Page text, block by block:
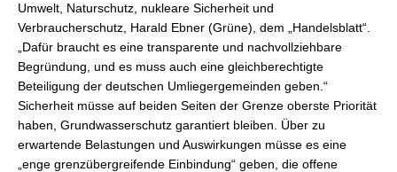
Umwelt, Naturschutz, nukleare Sicherheit und
Verbraucherschutz, Harald Ebner (Grüne), dem „Handelsblatt“.
„Dafür braucht es eine transparente und nachvollziehbare
Begründung, und es muss auch eine gleichberechtigte
Beteiligung der deutschen Umliegergemeinden geben.“
Sicherheit müsse auf beiden Seiten der Grenze oberste Priorität
haben, Grundwasserschutz garantiert bleiben. Über zu
erwartende Belastungen und Auswirkungen müsse es eine
„enge grenzübergreifende Einbindung“ geben, die offene